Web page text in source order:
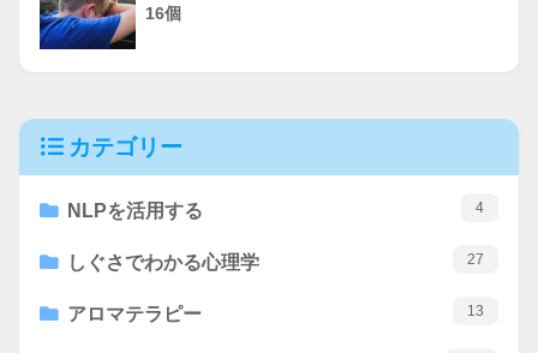
16個
カテゴリー
NLPを活用する 4
しぐさでわかる心理学 27
アロマテラピー 13